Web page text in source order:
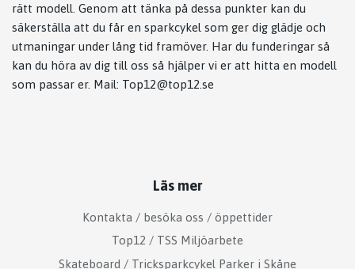
rätt modell. Genom att tänka på dessa punkter kan du
säkerställa att du får en sparkcykel som ger dig glädje och
utmaningar under lång tid framöver. Har du funderingar så
kan du höra av dig till oss så hjälper vi er att hitta en modell
som passar er. Mail: Top12@top12.se
Läs mer
Kontakta / besöka oss / öppettider
Top12 / TSS Miljöarbete
Skateboard / Tricksparkcykel Parker i Skåne